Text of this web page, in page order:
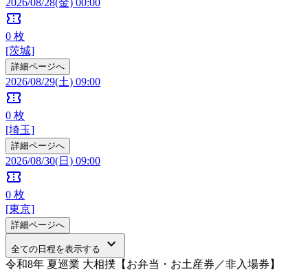
confirmation_number
0 枚
[茨城]
詳細ページへ
2026/08/29(土) 09:00
confirmation_number
0 枚
[埼玉]
詳細ページへ
2026/08/30(日) 09:00
confirmation_number
0 枚
[東京]
詳細ページへ
全ての日程を表示する keyboard_arrow_down
令和8年 夏巡業 大相撲【お弁当・お土産券／非入場券】